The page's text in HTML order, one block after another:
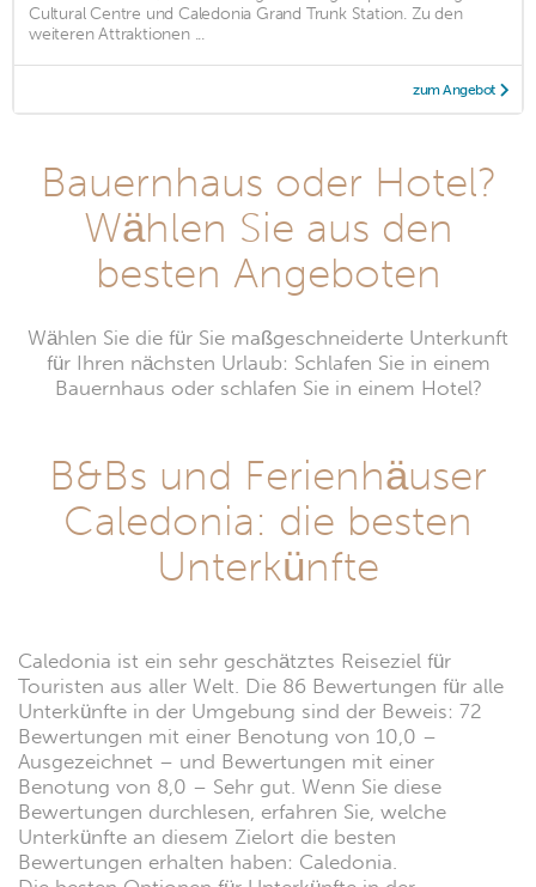
Cultural Centre und Caledonia Grand Trunk Station. Zu den
weiteren Attraktionen ...
zum Angebot
Bauernhaus oder Hotel?
Wählen Sie aus den
besten Angeboten
Wählen Sie die für Sie maßgeschneiderte Unterkunft
für Ihren nächsten Urlaub: Schlafen Sie in einem
Bauernhaus oder schlafen Sie in einem Hotel?
B&Bs und Ferienhäuser
Caledonia: die besten
Unterkünfte
Caledonia ist ein sehr geschätztes Reiseziel für
Touristen aus aller Welt. Die 86 Bewertungen für alle
Unterkünfte in der Umgebung sind der Beweis: 72
Bewertungen mit einer Benotung von 10,0 –
Ausgezeichnet – und Bewertungen mit einer
Benotung von 8,0 – Sehr gut. Wenn Sie diese
Bewertungen durchlesen, erfahren Sie, welche
Unterkünfte an diesem Zielort die besten
Bewertungen erhalten haben: Caledonia.